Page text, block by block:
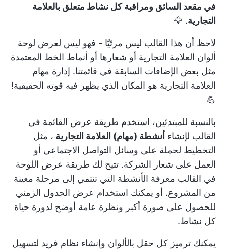
في مقعد السائق ومراقبة كل نشاط متعلق بالعلامة
التجارية. 🦅
لاحظ أن هذا القالب ليس مرئيًا - فهو ليس لعرض لوحة
ألوان العلامة التجارية أو شعارها أو أنماط الخط المعتمدة
مثل بعض الإضافات السابقة في قائمتنا. إدارة مهام
العلامة التجارية هو المكان الذي يظهر فيه قوته الحقيقية!
💪
بالنسبة للمبتدئين، استخدم طريقة عرض القائمة في
القالب لإنشاء أنشطة (مهام) العلامة التجارية ، مثل
التخطيط لحملة على وسائل التواصل الاجتماعي أو
العمل على شعار الشركة. تتيح لك طريقة عرض اللوحة
في القالب معرفة الأنشطة التي تنتمي إلى مرحلة معينة
من المشروع. أو يمكنك استخدام عرض الجدول الزمني
للحصول على صورة أكبر ونظرة عامة أوضح لدورة حياة
كل نشاط.
يمكنك ترميز كل حقل بالألوان وإنشاء نظام فريد لتسهيل